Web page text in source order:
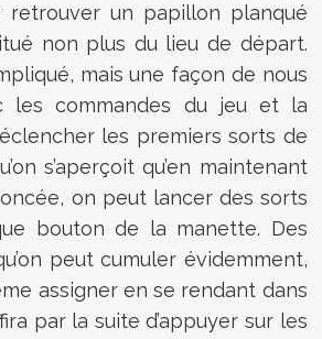
retrouver un papillon planqué
non plus du lieu de départ.
mais une façon de nous
les commandes du jeu et la
les premiers sorts de
s’aperçoit qu’en maintenant
on peut lancer des sorts
bouton de la manette. Des
peut cumuler évidemment,
assigner en se rendant dans
par la suite d’appuyer sur les